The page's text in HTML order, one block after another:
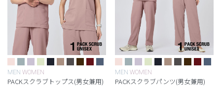
MEN WOMEN
PACKスクラブトップス(男女兼用)
MEN WOMEN
PACKスクラブパンツ(男女兼用)